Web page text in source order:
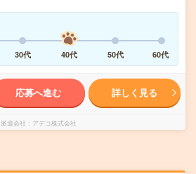
30代 40代 50代 60代
応募へ進む 詳しく見る
派遣会社 アデコ株式会社